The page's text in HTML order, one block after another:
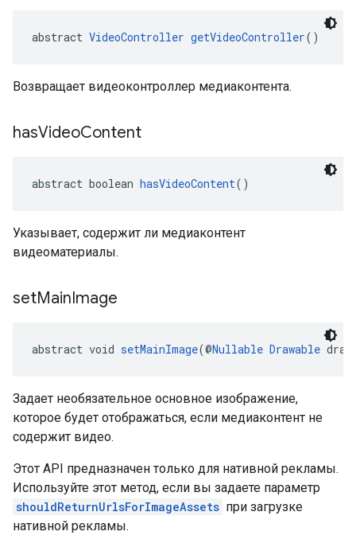
abstract VideoController getVideoController()
Возвращает видеоконтроллер медиаконтента.
hasVideoContent
abstract boolean hasVideoContent()
Указывает, содержит ли медиаконтент
видеоматериалы.
setMainImage
abstract void setMainImage(@Nullable Drawable
Задает необязательное основное изображение,
которое будет отображаться, если медиаконтент не
содержит видео.
Этот API предназначен только для нативной рекламы.
Используйте этот метод, если вы задаете параметр
shouldReturnUrlsForImageAssets при загрузке
нативной рекламы.